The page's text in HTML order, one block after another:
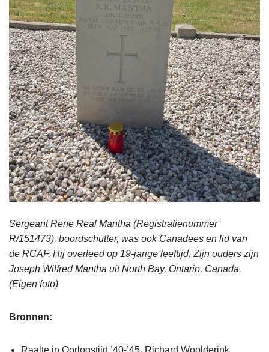
Sergeant Rene Real Mantha (Registratienummer
R/151473), boordschutter, was ook Canadees en lid van
de RCAF. Hij overleed op 19-jarige leeftijd. Zijn ouders zijn
Joseph Wilfred Mantha uit North Bay, Ontario, Canada.
(Eigen foto)
Bronnen: